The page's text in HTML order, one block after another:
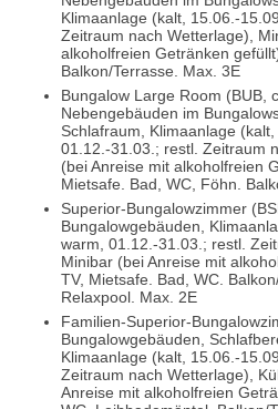
Klimaanlage (kalt, 15.06.-
Zeitraum nach Wetterlage),
alkoholfreien Getränken
Balkon/Terrasse. Max. 3E
Bungalow Large Room (BUB,
Nebengebäuden im
Schlafraum, Klimaanlage
01.12.-31.03.; restl. Zeitraum
(bei Anreise mit alkoholfreien
Mietsafe. Bad, WC, Föhn.
Superior-Bungalowzimmer
Bungalowgebäuden,
warm, 01.12.-31.03.; restl.
Minibar (bei Anreise mit
TV, Mietsafe. Bad, WC.
Relaxpool. Max. 2E
Familien-Superior-
Bungalowgebäuden,
Klimaanlage (kalt, 15.06.-
Zeitraum nach Wetterlage),
Anreise mit alkoholfreien